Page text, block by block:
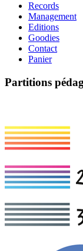
Records
Management
Editions
Goodies
Contact
Panier
Partitions